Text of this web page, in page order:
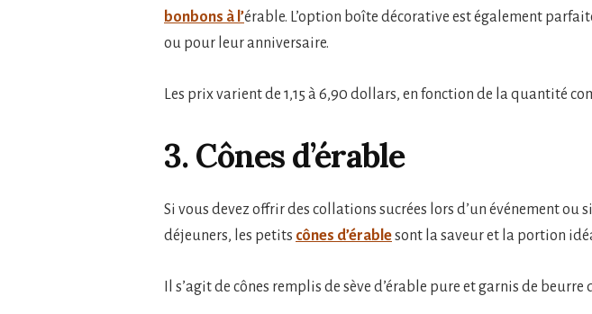
bonbons à l’érable. L’option boîte décorative est également
ou pour leur anniversaire.
Les prix varient de 1,15 à 6,90 dollars, en fonction de la quantité
3. Cônes d’érable
Si vous devez offrir des collations sucrées lors d’un événement
déjeuners, les petits cônes d’érablesont la saveur et la portion
Il s’agit de cônes remplis de sève d’érable pure et garnis de